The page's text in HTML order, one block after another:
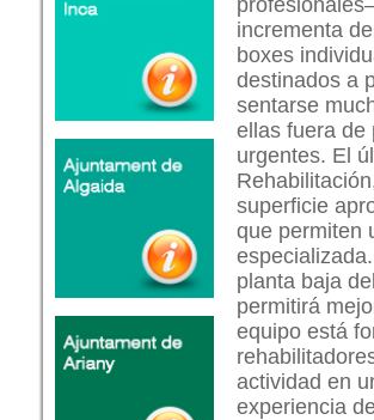
incrementa
boxes
destinados a
sentarse
ellas fuera de
urgentes. El
superficie
que permiten
planta baja
permitirá
equipo está
actividad en
experiencia